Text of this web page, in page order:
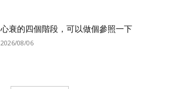
心衰的四個階段，可以做個參照一下
2026/08/06